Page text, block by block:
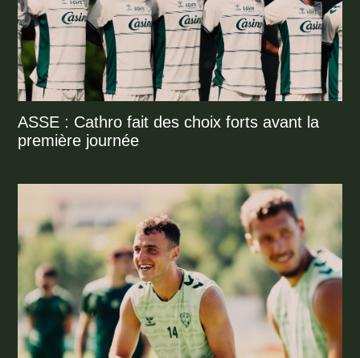
ASSE : Cathro fait des choix forts avant la
première journée